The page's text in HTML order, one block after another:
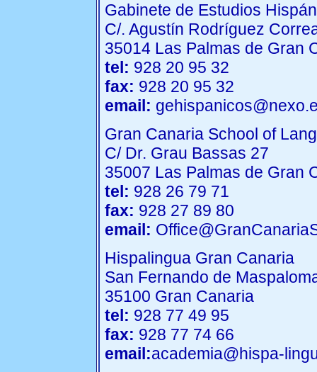
Gabinete de Estudios
C/. Agustín Rodríguez
35014 Las Palmas de Gran
tel: 928 20 95 32
fax: 928 20 95 32
email:
Gran Canaria School of
C/ Dr. Grau Bassas 27
35007 Las Palmas de Gran
tel: 928 26 79 71
fax: 928 27 89 80
email:
Hispalingua Gran Canaria
San Fernando de
35100 Gran Canaria
tel: 928 77 49 95
fax: 928 77 74 66
email:academia@hispa-